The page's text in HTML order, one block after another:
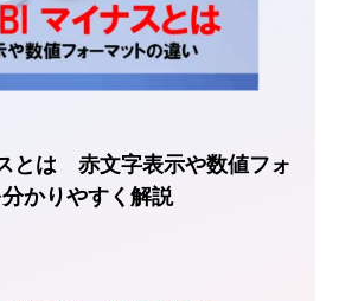
とは 赤文字表示や数値フォ
かりやすく解説